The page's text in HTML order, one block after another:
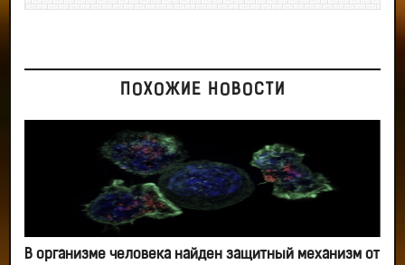
ПОХОЖИЕ НОВОСТИ
В организме человека найден защитный механизм от